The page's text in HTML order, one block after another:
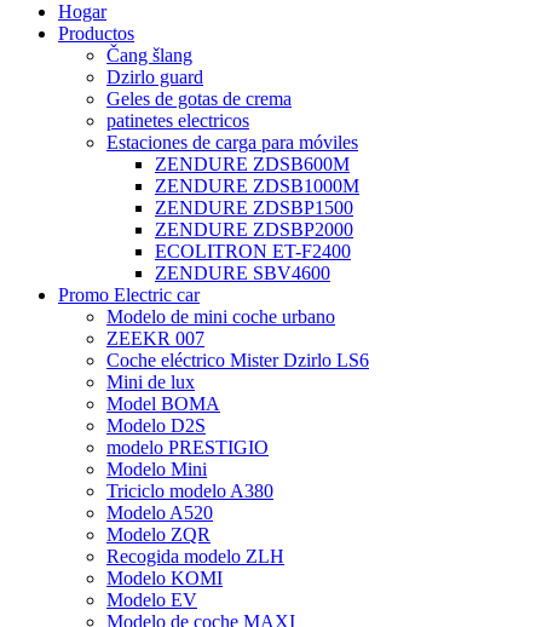
Hogar
Productos
Čang šlang
Dzirlo guard
Geles de gotas de crema
patinetes electricos
Estaciones de carga para móviles
ZENDURE ZDSB600M
ZENDURE ZDSB1000M
ZENDURE ZDSBP1500
ZENDURE ZDSBP2000
ECOLITRON ET-F2400
ZENDURE SBV4600
Promo Electric car
Modelo de mini coche urbano
ZEEKR 007
Coche eléctrico Mister Dzirlo LS6
Mini de lux
Model BOMA
Modelo D2S
modelo PRESTIGIO
Modelo Mini
Triciclo modelo A380
Modelo A520
Modelo ZQR
Recogida modelo ZLH
Modelo KOMI
Modelo EV
Modelo de coche MAXI